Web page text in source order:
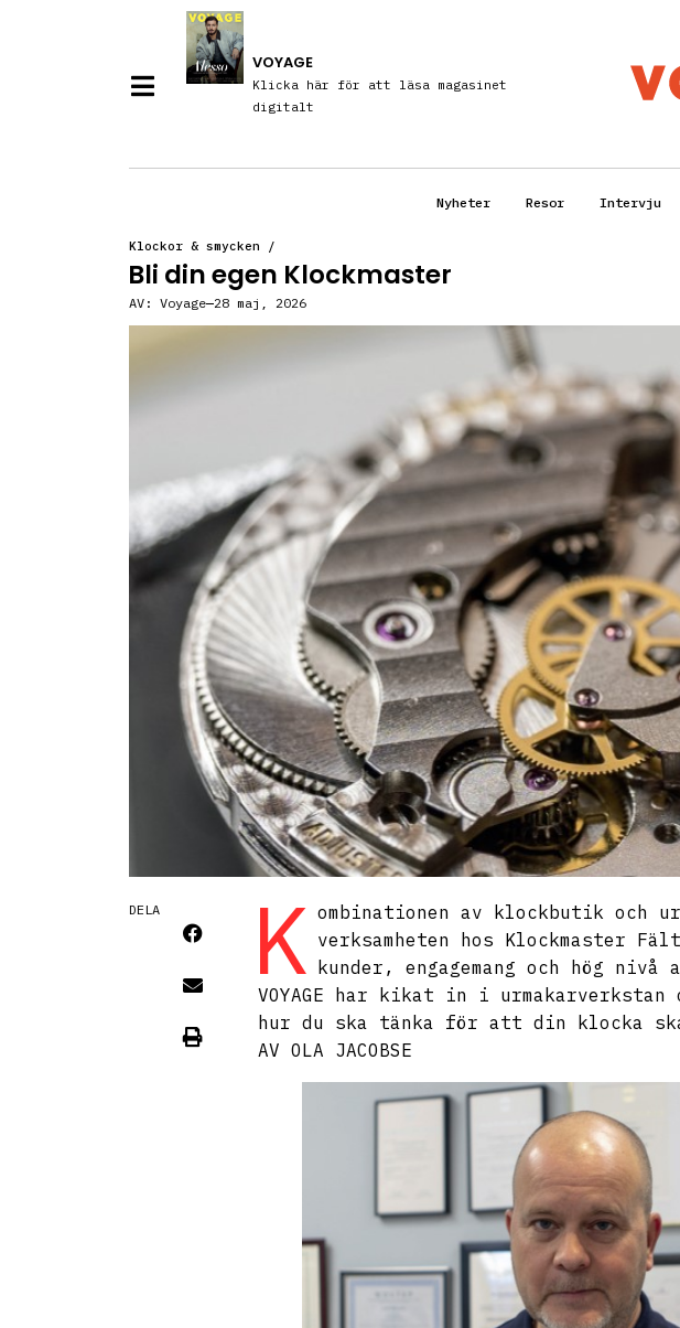
VOYAGE
Klicka här för att läsa magasinet
digitalt
Nyheter Resor Intervju
Klockor & smycken /
Bli din egen Klockmaster
AV: Voyage 28 maj, 2026
DELA K ombinationen av klockbutik och
verksamheten hos Klockmaster
kunder, engagemang och hög
VOYAGE har kikat in i
hur du ska tänka för att din klocka
AV OLA JACOBSE